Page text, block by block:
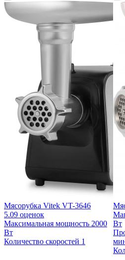
Мясорубка Vitek VT-3646
5.09 оценок
Максимальная мощность 2000
Вт
Количество скоростей 1
Вт